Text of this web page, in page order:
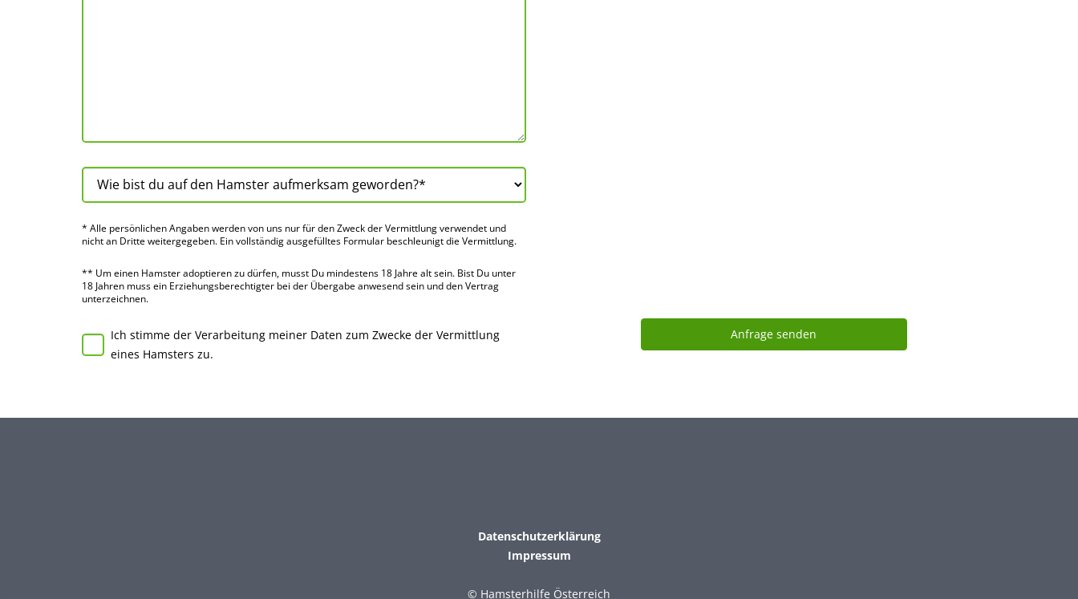
* Alle persön­lichen Angaben werden von uns nur für den Zweck der Vermitt­lung verwendet und
nicht an Dritte weiter­gegeben. Ein voll­ständig ausge­fülltes Formular beschleu­nigt die Vermitt­lung.
** Um einen Hamster adoptieren zu dürfen, musst Du mindes­tens 18 Jahre alt sein. Bist Du unter
18 Jahren muss ein Erziehungs­berechtigter bei der Über­gabe anwes­end sein und den Vertrag
unter­zeichnen.
Ich stimme der Verarbeitung meiner Daten zum Zwecke der Vermittlung
eines Hamsters zu.
Datenschutzerklärung
Impressum
© Hamsterhilfe Österreich